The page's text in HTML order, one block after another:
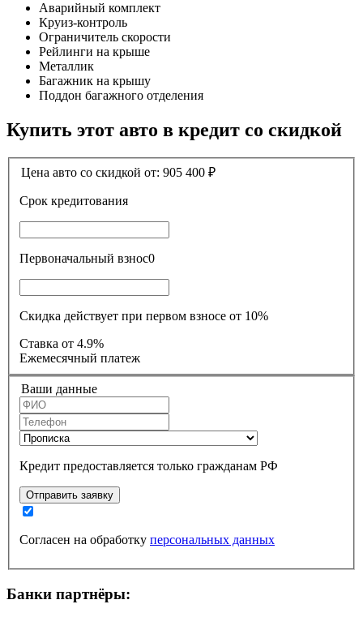
Аварийный комплект
Круиз-контроль
Ограничитель скорости
Рейлинги на крыше
Металлик
Багажник на крышу
Поддон багажного отделения
Купить этот авто в кредит со скидкой
Цена авто со скидкой от: 905 400 ₽
Срок кредитования
Первоначальный взнос0
Скидка действует при первом взносе от 10%
Ставка
от 4.9%
Ежемесячный платеж
Ваши данные
Кредит предоставляется только гражданам РФ
Отправить заявку
Согласен на обработку персональных данных
Банки партнёры: